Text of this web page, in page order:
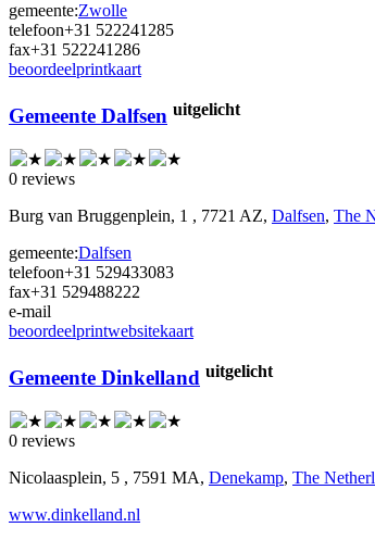
gemeente:Zwolle
telefoon+31 522241285
fax+31 522241286
beoordeelprintkaart
Gemeente Dalfsen uitgelicht
0 reviews
Burg van Bruggenplein, 1 , 7721 AZ, Dalfsen, The
gemeente:Dalfsen
telefoon+31 529433083
fax+31 529488222
e-mail
beoordeelprintwebsitekaart
Gemeente Dinkelland uitgelicht
0 reviews
Nicolaasplein, 5 , 7591 MA, Denekamp, The
www.dinkelland.nl